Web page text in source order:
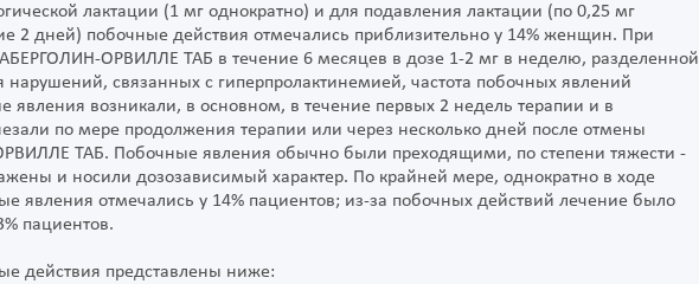
лактации (1 мг однократно) и для подавления лактации (по 0,25 мг
2 дней) побочные действия отмечались приблизительно у 14% женщин. При
ОРВИЛЛЕ ТАБ в течение 6 месяцев в дозе 1-2 мг в неделю, разделенной
связанных с гиперпролактинемией, частота побочных явлений
явления возникали, в основном, в течение первых 2 недель терапии и в
по мере продолжения терапии или через несколько дней после отмены
ТАБ. Побочные явления обычно были преходящими, по степени тяжести -
и носили дозозависимый характер. По крайней мере, однократно в ходе
явления отмечались у 14% пациентов; из-за побочных действий лечение было
пациентов.
действия представлены ниже: